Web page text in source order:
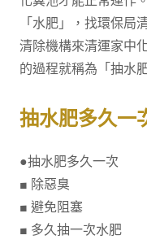
「水肥」，找環保局
清除機構來清運家中
的過程就稱為「抽水
抽水肥多久一
●抽水肥多久一次
■ 除惡臭
■ 避免阻塞
■ 多久抽一次水肥